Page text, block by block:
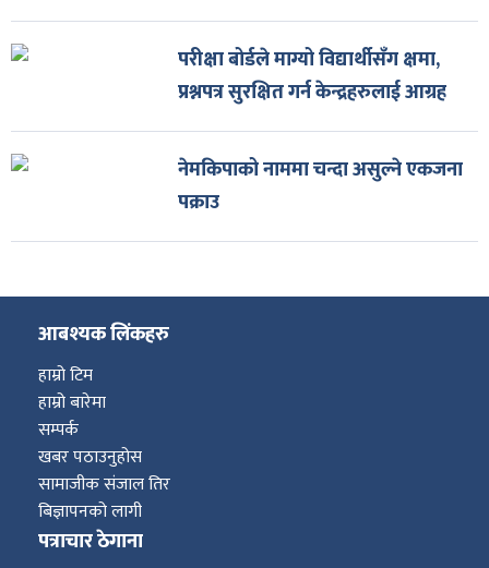
परीक्षा बोर्डले माग्यो विद्यार्थीसँग क्षमा,
प्रश्नपत्र सुरक्षित गर्न केन्द्रहरुलाई आग्रह
नेमकिपाको नाममा चन्दा असुल्ने एकजना
पक्राउ
आबश्यक लिंकहरु
हाम्रो टिम
हाम्रो बारेमा
सम्पर्क
खबर पठाउनुहोस
सामाजीक संजाल तिर
बिज्ञापनको लागी
पत्राचार ठेगाना